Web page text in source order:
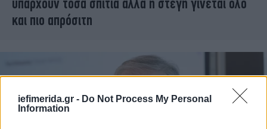
iefimerida.gr - Do Not Process My Personal
Information
και πιο απρόσιτη